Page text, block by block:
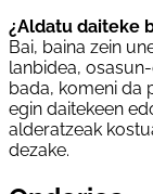
¿Aldatu daiteke
Bai, baina zein
lanbidea,
bada, komeni da
egin daitekeen
alderatzeak
dezake.